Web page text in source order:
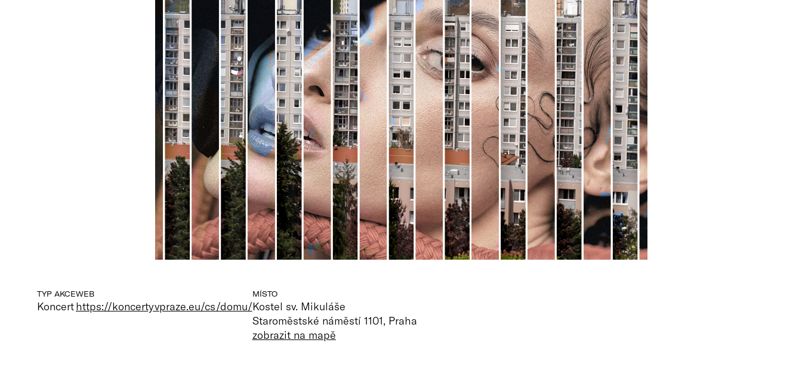
TYP AKCE
Koncert
WEB
https://koncertyvpraze.eu/cs/domu/
MÍSTO
Kostel sv. Mikuláše
Staroměstské náměstí 1101, Praha
zobrazit na mapě